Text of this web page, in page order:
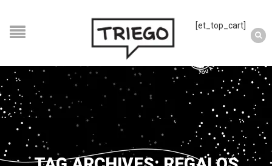
[et_top_cart]